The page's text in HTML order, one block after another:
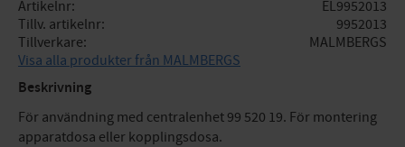
Artikelnr
EL9952013
Tillv. artikelnr
9952013
Tillverkare
MALMBERGS
Visa alla produkter från MALMBERGS
Beskrivning
För användning med centralenhet 99 520 19. För montering
apparatdosa eller kopplingsdosa.